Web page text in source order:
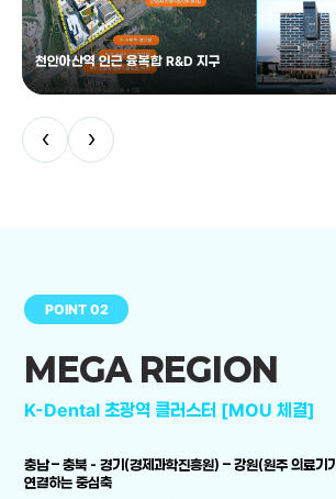
천안아산역 인근 융복합 R&D 지구
‹ ›
POINT 02
MEGA REGION
K-Dental 초광역 클러스터 [MOU 체결]
충남 – 충북 - 경기(경제과학진흥원) – 강원(원주 의료기
연결하는 중심축